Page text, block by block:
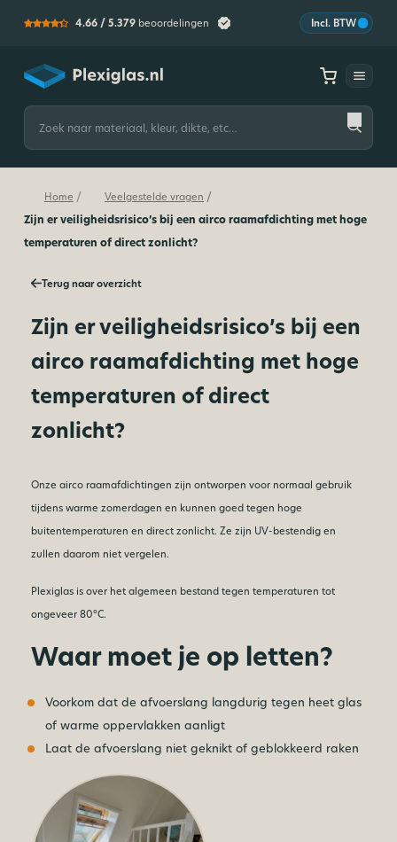
4.66 / 5.379 beoordelingen Incl. BTW
Plexiglas
Zoeken
naar:
Home / Veelgestelde vragen /
Zijn er veiligheidsrisico’s bij een airco raamafdichting met hoge
temperaturen of direct zonlicht?
Terug naar overzicht
Zijn er veiligheidsrisico’s bij een
airco raamafdichting met hoge
temperaturen of direct
zonlicht?
Onze airco raamafdichtingen zijn ontworpen voor normaal gebruik
tijdens warme zomerdagen en kunnen goed tegen hoge
buitentemperaturen en direct zonlicht. Ze zijn UV-bestendig en
zullen daarom niet vergelen.
Plexiglas is over het algemeen bestand tegen temperaturen tot
ongeveer 80°C.
Waar moet je op letten?
Voorkom dat de afvoerslang langdurig tegen heet glas
of warme oppervlakken aanligt
Laat de afvoerslang niet geknikt of geblokkeerd raken